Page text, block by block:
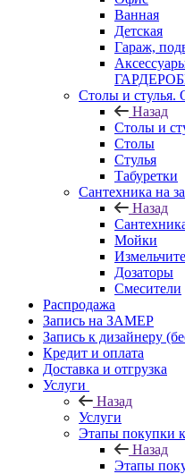
Ванная
Детская
Гараж,
Столы и стулья.
Назад
Столы и
Столы
Стулья
Табуретки
Сантехника на
Назад
Мойки
Дозаторы
Смесители
Распродажа
Запись на ЗАМЕР
Запись к дизайнеру
Кредит и оплата
Доставка и отгрузка
Услуги
Назад
Услуги
Этапы покупки
Назад
Этапы